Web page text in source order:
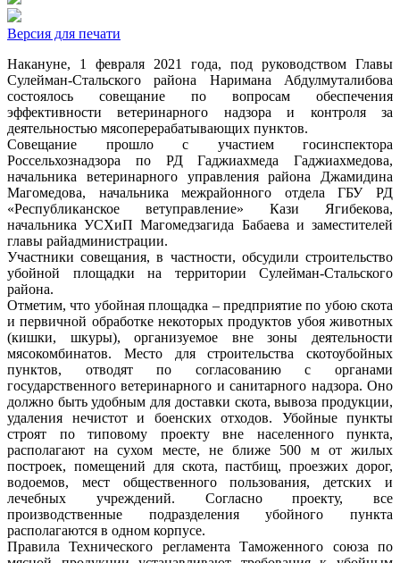
Версия для печати
Накануне, 1 февраля 2021 года, под руководством Главы
Сулейман-Стальского района Наримана Абдулмуталибова
состоялось совещание по вопросам обеспечения
эффективности ветеринарного надзора и контроля за
деятельностью мясоперерабатывающих пунктов.
Совещание прошло с участием госинспектора
Россельхознадзора по РД Гаджиахмеда Гаджиахмедова,
начальника ветеринарного управления района Джамидина
Магомедова, начальника межрайонного отдела ГБУ РД
«Республиканское ветуправление» Кази Ягибекова,
начальника УСХиП Магомедзагида Бабаева и заместителей
главы райадминистрации.
Участники совещания, в частности, обсудили строительство
убойной площадки на территории Сулейман-Стальского
района.
Отметим, что убойная площадка – предприятие по убою скота
и первичной обработке некоторых продуктов убоя животных
(кишки, шкуры), организуемое вне зоны деятельности
мясокомбинатов. Место для строительства скотоубойных
пунктов, отводят по согласованию с органами
государственного ветеринарного и санитарного надзора. Оно
должно быть удобным для доставки скота, вывоза продукции,
удаления нечистот и боенских отходов. Убойные пункты
строят по типовому проекту вне населенного пункта,
располагают на сухом месте, не ближе 500 м от жилых
построек, помещений для скота, пастбищ, проезжих дорог,
водоемов, мест общественного пользования, детских и
лечебных учреждений. Согласно проекту, все
производственные подразделения убойного пункта
располагаются в одном корпусе.
Правила Технического регламента Таможенного союза по